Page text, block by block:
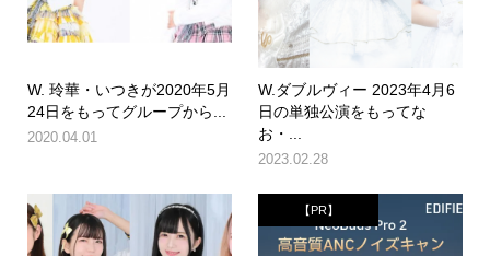
W. 玲華・いつきが2020年5月
24日をもってグループから...
2020.04.01
W.ダブルヴィー 2023年4月6
日の単独公演をもってな
お・...
2023.02.28
【PR】